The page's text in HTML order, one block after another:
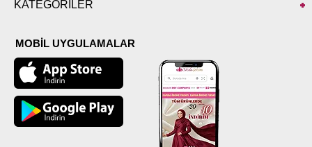
KATEGORİLER
MOBİL UYGULAMALAR